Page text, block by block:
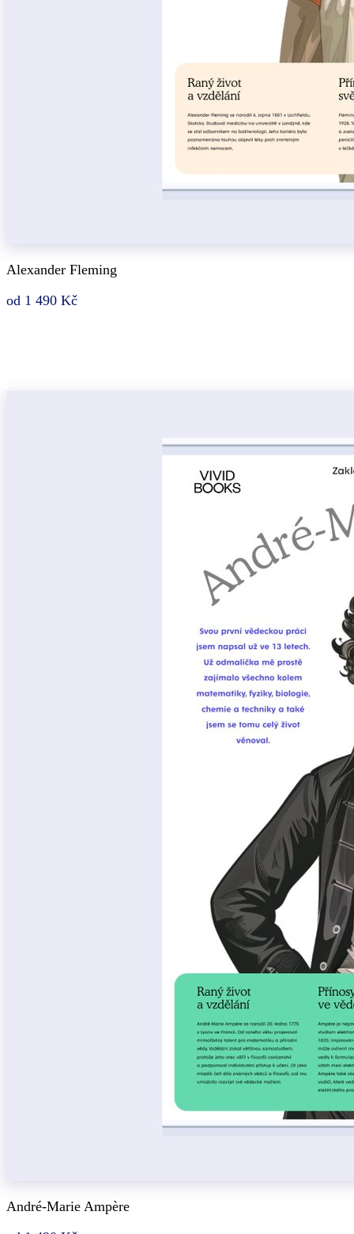
Alexander Fleming
od 1 490 Kč
André-Marie Ampère